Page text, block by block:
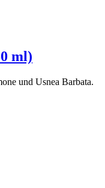
ml)
und Usnea Barbata.